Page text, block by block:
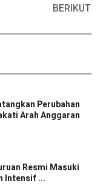
BERIKUT
Perubahan
Arah Anggaran
Resmi Masuki
Intensif ...